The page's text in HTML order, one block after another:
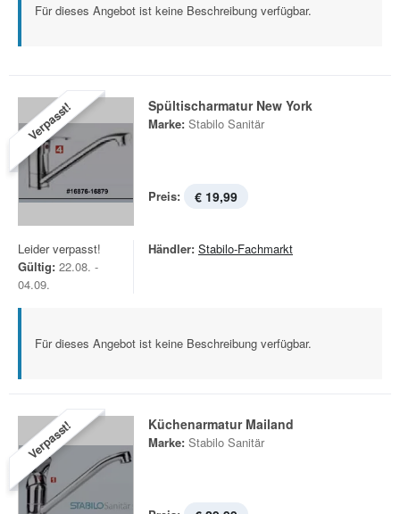
Für dieses Angebot ist keine Beschreibung verfügbar.
Verpasst! Spültischarmatur New York
Marke: Stabilo Sanitär
Preis: € 19,99
Leider verpasst!
Gültig: 22.08. -
04.09.
Händler: Stabilo-Fachmarkt
Für dieses Angebot ist keine Beschreibung verfügbar.
Verpasst! Küchenarmatur Mailand
Marke: Stabilo Sanitär